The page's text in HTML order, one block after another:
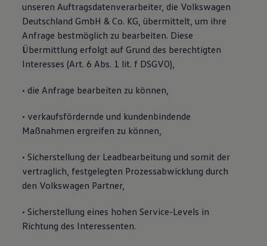
unseren Auftragsdatenverarbeiter, die Volkswagen
Deutschland GmbH & Co. KG, übermittelt, um ihre
Anfrage bestmöglich zu bearbeiten. Diese
Übermittlung erfolgt auf Grund des berechtigten
Interesses (Art. 6 Abs. 1 lit. f DSGVO),
• die Anfrage bearbeiten zu können,
• verkaufsfördernde und kundenbindende
Maßnahmen ergreifen zu können,
• Sicherstellung der Leadbearbeitung und somit der
vertraglich, festgelegten Prozessabwicklung durch
den Volkswagen Partner,
• Sicherstellung eines hohen Service-Levels in
Richtung des Interessenten.